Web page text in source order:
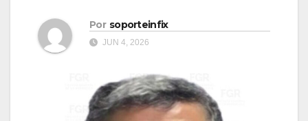
Por soporteinfix
JUN 4, 2026